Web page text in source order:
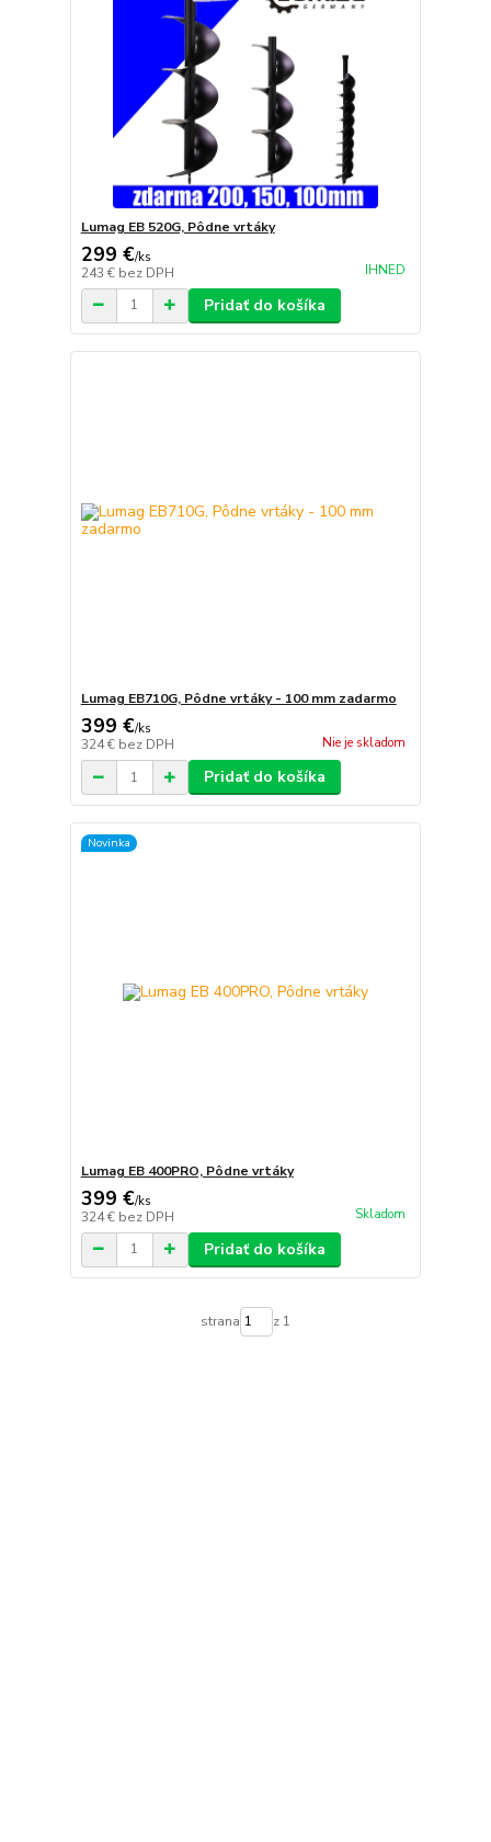
Lumag EB 520G, Pôdne vrtáky
299 €/ks
243 € bez DPH IHNED
Pridať do košíka
Lumag EB710G, Pôdne vrtáky - 100 mm zadarmo
399 €/ks
324 € bez DPH Nie je skladom
Pridať do košíka
Novinka
Lumag EB 400PRO, Pôdne vrtáky
399 €/ks
324 € bez DPH Skladom
Pridať do košíka
strana z 1